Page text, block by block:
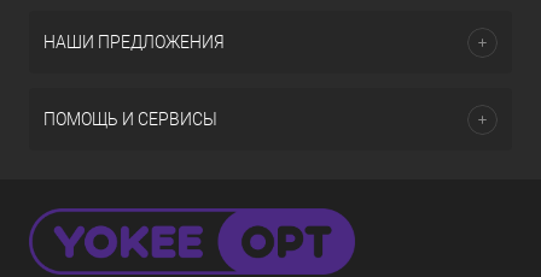
НАШИ ПРЕДЛОЖЕНИЯ
ПОМОЩЬ И СЕРВИСЫ